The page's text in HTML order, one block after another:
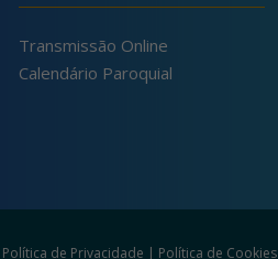
Transmissão Online
Calendário Paroquial
Política de Privacidade | Política de Cookies